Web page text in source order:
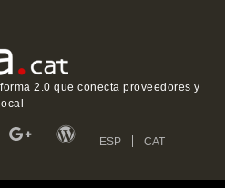
2.0 que conecta proveedores y
ESP CAT